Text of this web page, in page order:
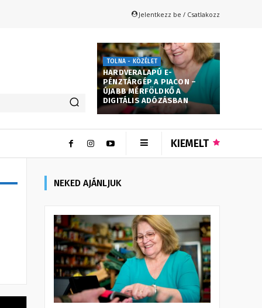
Jelentkezz be / Csatlakozz
TOLNA - KÖZÉLET
HARDVERALAPÚ E-
PÉNZTÁRGÉP A PIACON –
ÚJABB MÉRFÖLDKŐ A
DIGITÁLIS ADÓZÁSBAN
KIEMELT
NEKED AJÁNLJUK